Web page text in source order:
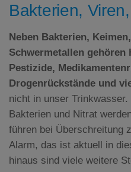
Bakterien,
Neben Bakterien,
Schwermetallen
Pestizide,
Drogenrückstände und
nicht in unser
Bakterien und Nitrat
führen bei Überschreitung
Alarm, das ist aktuell in
hinaus sind viele weitere